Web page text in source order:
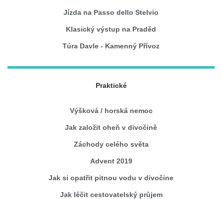
Jízda na Passo dello Stelvio
Klasický výstup na Praděd
Túra Davle - Kamenný Přívoz
Praktické
Výšková / horská nemoc
Jak založit oheň v divočině
Záchody celého světa
Advent 2019
Jak si opatřit pitnou vodu v divočine
Jak léčit cestovatelský průjem